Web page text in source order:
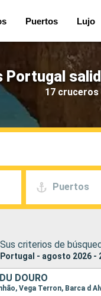
Puertos Lujo
Portugal
17
Puertos
Sus criterios de
Portugal - agosto 2026 -
DOURO